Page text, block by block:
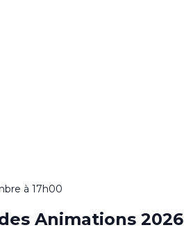
à 17h00
Animations 2026